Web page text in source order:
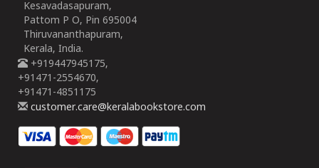
Kesavadasapuram,
Pattom P O, Pin 695004
Thiruvananthapuram,
Kerala, India.
+919447945175,
+91471-2554670,
+91471-4851175
customer.care@keralabookstore.com